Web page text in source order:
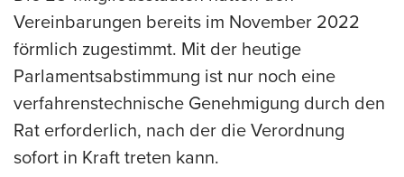
Vereinbarungen bereits im November 2022
förmlich zugestimmt. Mit der heutige
Parlamentsabstimmung ist nur noch eine
verfahrenstechnische Genehmigung durch den
Rat erforderlich, nach der die Verordnung
sofort in Kraft treten kann.